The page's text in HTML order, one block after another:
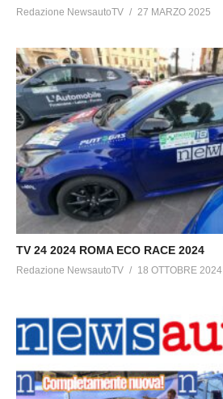
Redazione NewsautoTV 27 MARZO 2025
TV 24 2024 ROMA ECO RACE 2024
Redazione NewsautoTV 18 OTTOBRE 2024